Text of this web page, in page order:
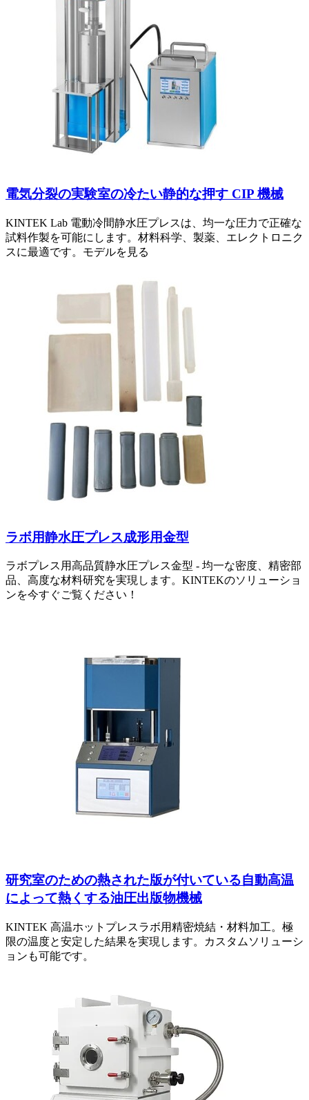
電気分裂の実験室の冷たい静的な押す CIP 機械
KINTEK Lab 電動冷間静水圧プレスは、均一な圧力で正確な
試料作製を可能にします。材料科学、製薬、エレクトロニク
スに最適です。モデルを見る
ラボ用静水圧プレス成形用金型
ラボプレス用高品質静水圧プレス金型 - 均一な密度、精密部
品、高度な材料研究を実現します。KINTEKのソリューショ
ンを今すぐご覧ください！
研究室のための熱された版が付いている自動高温
によって熱くする油圧出版物機械
KINTEK 高温ホットプレスラボ用精密焼結・材料加工。極
限の温度と安定した結果を実現します。カスタムソリューシ
ョンも可能です。